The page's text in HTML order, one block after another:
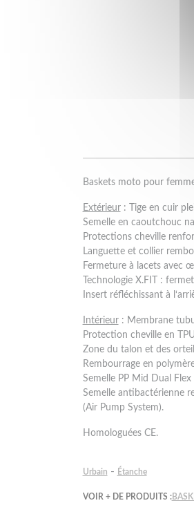
Baskets moto pour
Extérieur: Tige en cuir
Semelle en caoutchouc
Protections cheville
Languette et collier
Fermeture à lacets avec
Technologie X.FIT :
Insert réfléchissant à
Intérieur: Membrane
Protection cheville en
Zone du talon et des
Rembourrage en
Semelle PP Mid Dual
Semelle antibactérienne
(Air Pump System).
Homologuées CE.
Urbain - Étanche
VOIR + DE PRODUITS :